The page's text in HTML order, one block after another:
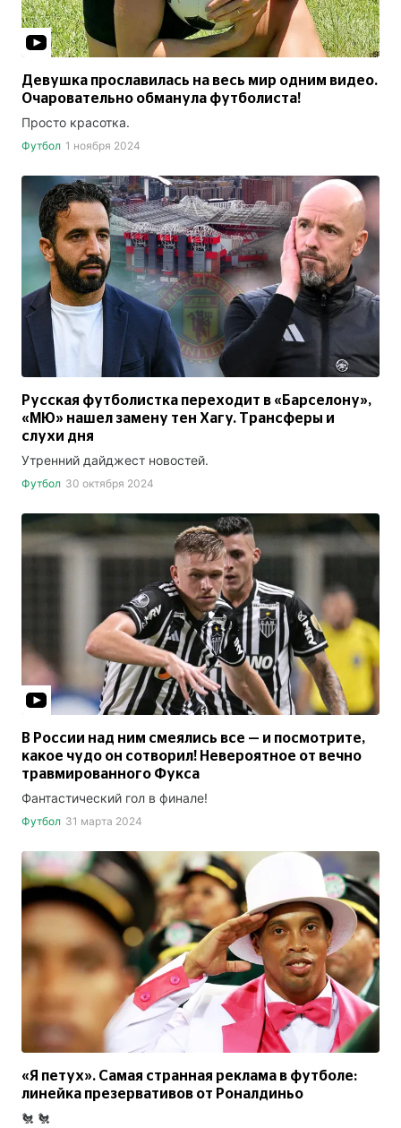
Девушка прославилась на весь мир одним видео.
Очаровательно обманула футболиста!
Просто красотка.
Футбол 1 ноября 2024
Русская футболистка переходит в «Барселону»,
«МЮ» нашел замену тен Хагу. Трансферы и
слухи дня
Утренний дайджест новостей.
Футбол 30 октября 2024
В России над ним смеялись все — и посмотрите,
какое чудо он сотворил! Невероятное от вечно
травмированного Фукса
Фантастический гол в финале!
Футбол 31 марта 2024
«Я петух». Самая странная реклама в футболе:
линейка презервативов от Роналдиньо
🐔 🐔